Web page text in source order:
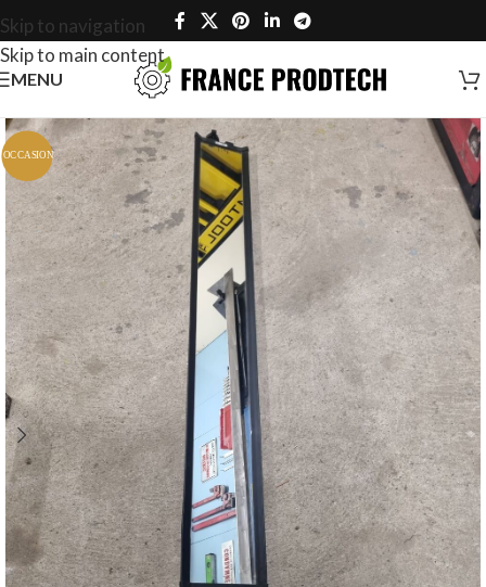
Skip to navigation
Skip to main content
MENU